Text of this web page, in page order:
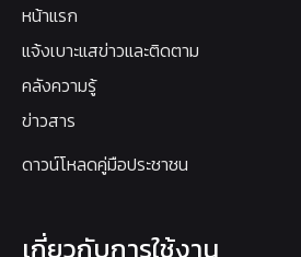
หน้าแรก
แจ้งเบาะแสข่าวและติดตาม
คลังความรู้
ข่าวสาร
ดาวน์โหลดคู่มือประชาชน
เกี่ยวกับการใช้งาน